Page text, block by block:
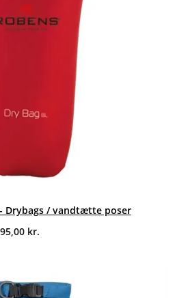
- Drybags / vandtætte poser
95,00 kr.